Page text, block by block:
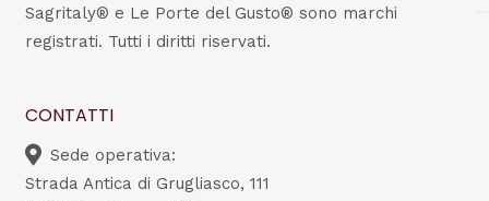
Sagritaly® e Le Porte del Gusto® sono marchi
registrati. Tutti i diritti riservati.
CONTATTI
Sede operativa:
Strada Antica di Grugliasco, 111